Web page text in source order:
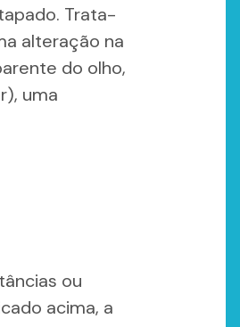
Trata-
alteração na
do olho,
uma
ou
acima, a